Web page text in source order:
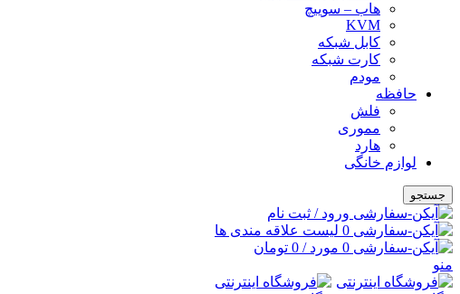
هاب – سوییچ
KVM
کابل شبکه
کارت شبکه
مودم
حافظه
فلش
مموری
هارد
لوازم خانگی
جستجو
ورود / ثبت نام
0 لیست علاقه مندی ها
0 مورد/
0 تومان
منو